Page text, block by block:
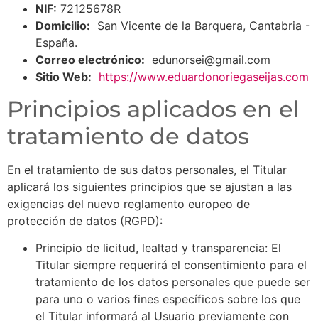
NIF: 72125678R
Domicilio: San Vicente de la Barquera, Cantabria -
España.
Correo electrónico: edunorsei@gmail.com
Sitio Web: https://www.eduardonoriegaseijas.com
Principios aplicados en el
tratamiento de datos
En el tratamiento de sus datos personales, el Titular
aplicará los siguientes principios que se ajustan a las
exigencias del nuevo reglamento europeo de
protección de datos (RGPD):
Principio de licitud, lealtad y transparencia: El
Titular siempre requerirá el consentimiento para el
tratamiento de los datos personales que puede ser
para uno o varios fines específicos sobre los que
el Titular informará al Usuario previamente con